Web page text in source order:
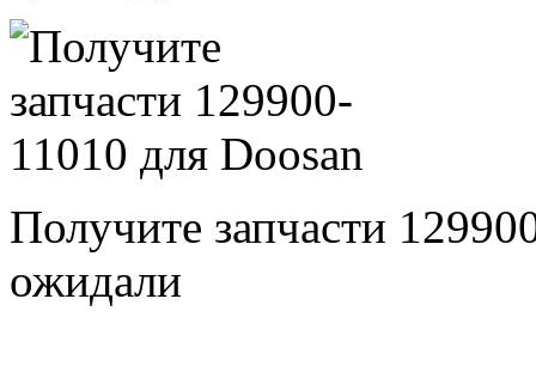
Получите запчасти
ожидали